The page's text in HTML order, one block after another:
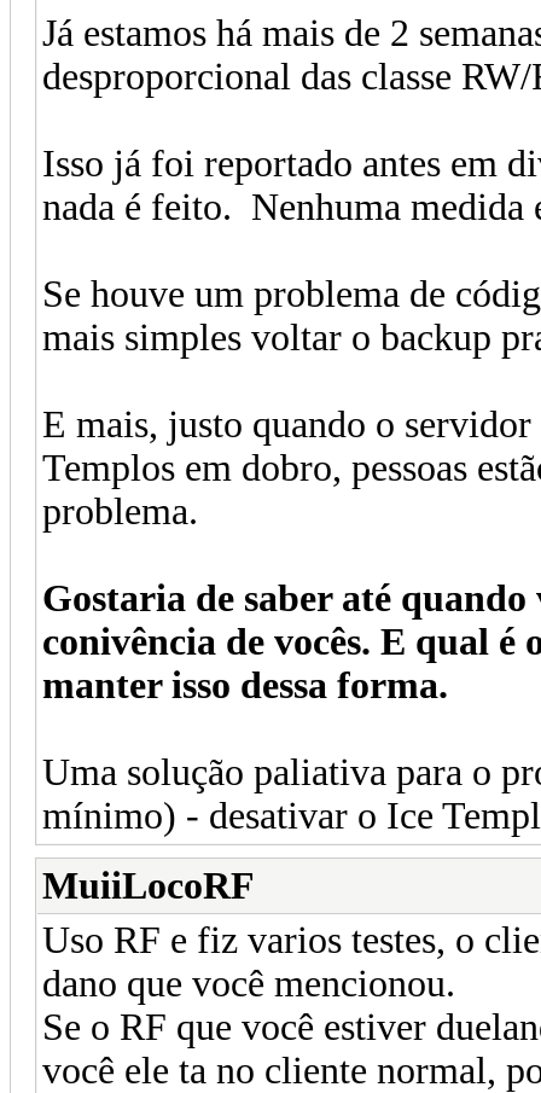
Já estamos há mais de 2
desproporcional das classe
Isso já foi reportado antes em
nada é feito. Nenhuma medida
Se houve um problema de
mais simples voltar o backup
E mais, justo quando o
Templos em dobro, pessoas
problema.
Gostaria de saber até quando
conivência de vocês. E qual
manter isso dessa forma.
Uma solução paliativa para o
mínimo) - desativar o Ice
MuiiLocoRF
Uso RF e fiz varios testes, o
dano que você mencionou.
Se o RF que você estiver
você ele ta no cliente normal,